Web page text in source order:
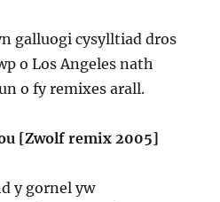
galluogi cysylltiad dros
o Los Angeles nath
o fy remixes arall.
[Zwolf remix 2005]
y gornel yw